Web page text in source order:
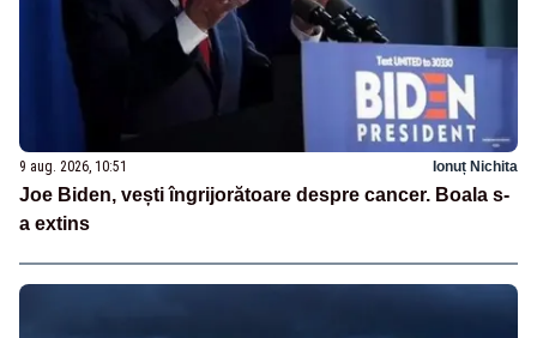
9 aug. 2026, 10:51 Ionuț Nichita
Joe Biden, vești îngrijorătoare despre cancer. Boala s-
a extins